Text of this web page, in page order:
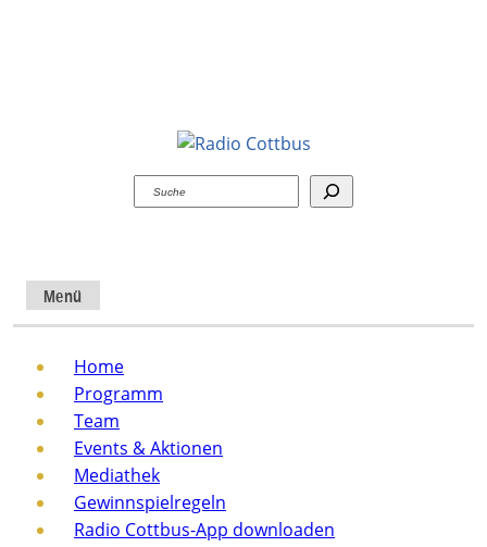
Suchen
Menü
Home
Programm
Team
Events & Aktionen
Mediathek
Gewinnspielregeln
Radio Cottbus-App downloaden